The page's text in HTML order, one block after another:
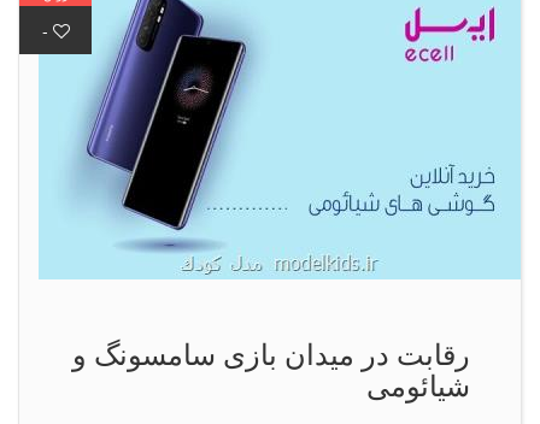
رقابت در میدان بازی سامسونگ و
شیائومی